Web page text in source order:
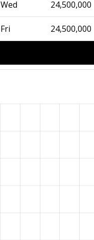
Wed 24,500,000
Fri 24,500,000